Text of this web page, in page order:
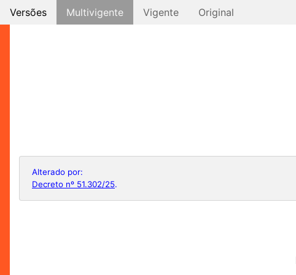
Versões Multivigente Vigente Original
Alterado por:
Decreto nº 51.302/25.